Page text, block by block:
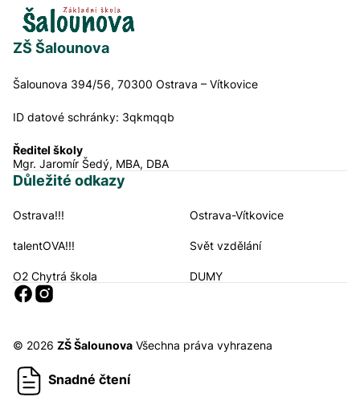
ZŠ Šalounova
Šalounova 394/56, 70300 Ostrava – Vítkovice
ID datové schránky: 3qkmqqb
Ředitel školy
Mgr. Jaromír Šedý, MBA, DBA
Důležité odkazy
Navigační odkazy
Ostrava!!! Ostrava-Vítkovice
talentOVA!!! Svět vzdělání
O2 Chytrá škola DUMY
Sociální sítě
© 2026 ZŠ Šalounova Všechna práva vyhrazena
Snadné čtení